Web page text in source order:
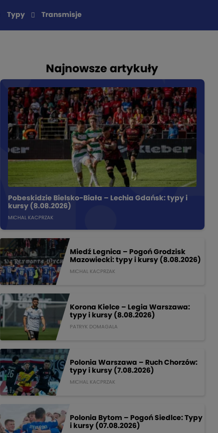
Typy Transmisje
Najnowsze artykuły
Pobeskidzie Bielsko-Biała – Lechia Gdańsk: typy i
kursy (8.08.2026)
MICHAL KACPRZAK
Miedź Legnica – Pogoń Grodzisk
Mazowiecki: typy i kursy (8.08.2026)
MICHAL KACPRZAK
Korona Kielce – Legia Warszawa:
typy i kursy (8.08.2026)
PATRYK DOMAGALA
Polonia Warszawa – Ruch Chorzów:
typy i kursy (7.08.2026)
MICHAL KACPRZAK
Polonia Bytom – Pogoń Siedlce: Typy
i kursy (07.08.2026)